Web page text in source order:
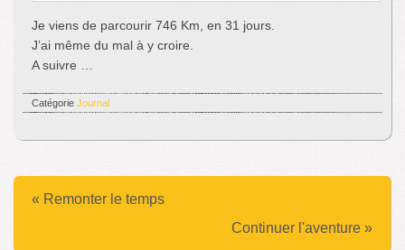
Je viens de parcourir 746 Km, en 31 jours.
J’ai même du mal à y croire.
A suivre …
Catégorie Journal
Continuer l'aventure »
« Remonter le temps